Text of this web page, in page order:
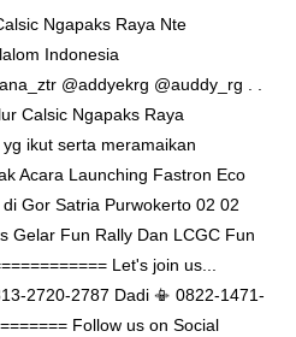
Ngapaks Raya Nte
Indonesia
@addyekrg @auddy_rg . .
Calsic Ngapaks Raya
ikut serta meramaikan
Acara Launching Fastron Eco
Gor Satria Purwokerto 02 02
Gelar Fun Rally Dan LCGC Fun
Let's join us...
2720-2787 Dadi 📳 0822-1471-
Follow us on Social